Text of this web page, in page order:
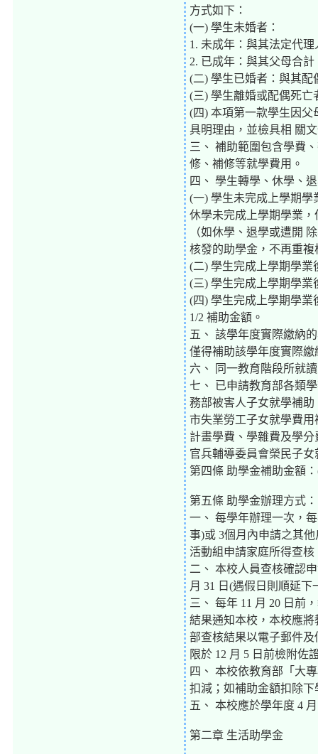
方式如下：
(一) 學生未婚者：
1. 未成年：與其法定代理
2. 已成年：與其父母合計
(二) 學生已婚者：與其配
(三) 學生離婚或配偶死
(四) 本項第一款學生因
具明理由，並檢具相 關
三、 補助範圍包含學費
修、補修等就學費用。
四、 學生轉學、休學、
(一) 學生未完成上學期
休學未完成上學期學業
（如休學、退學或遭開
核發的助學金，不再重複
(二) 學生完成上學期學
(三) 學生完成上學期學業
(四) 學生完成上學期學
1/2 補助金額。
五、 該學年度實際繳納
僅得補助該學年度實際繳
六、 同一教育階段所就
七、 已申請教育部各類
務部被害人子女就學補
市失業勞工子女就學費
計畫學費、學雜費及學
官兵輔導委員會榮民子
第四條 助學金補助金額
第五條 助學金辦理方式：
一、 每學年辦理一次，
事)或 3個月內申請之其
活動組申請家庭所得查核
二、 本校人員查核確認
月 31 日(遇假日則順延
三、 每年 11 月 20 日前
結果通知本校，本校應將
部查核結果以電子郵件
限於 12 月 5 日前檢附佐
四、 本校依教育部「大
扣減；如補助金額扣除
五、 本校應於學年度 4
第二章 生活助學金